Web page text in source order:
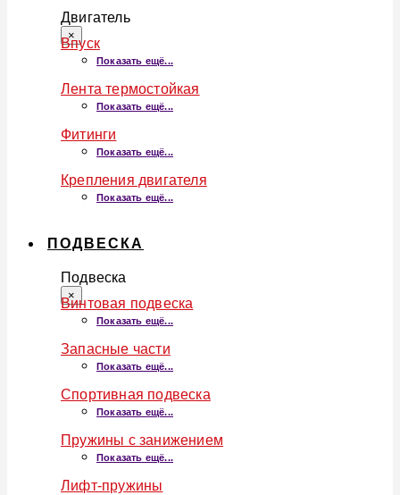
Двигатель
×
Впуск
Показать ещё...
Лента термостойкая
Показать ещё...
Фитинги
Показать ещё...
Крепления двигателя
Показать ещё...
ПОДВЕСКА
Подвеска
×
Винтовая подвеска
Показать ещё...
Запасные части
Показать ещё...
Спортивная подвеска
Показать ещё...
Пружины с занижением
Показать ещё...
Лифт-пружины